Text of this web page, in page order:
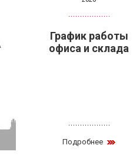
График работы
офиса и склада
Подробнее